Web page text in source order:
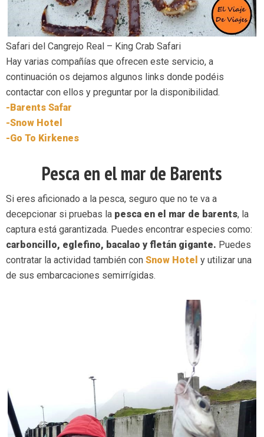
Safari del Cangrejo Real – King Crab Safari
Hay varias compañías que ofrecen este servicio, a
continuación os dejamos algunos links donde podéis
contactar con ellos y preguntar por la disponibilidad.
-Barents Safar
-Snow Hotel
-Go To Kirkenes
Pesca en el mar de Barents
Si eres aficionado a la pesca, seguro que no te va a
decepcionar si pruebas la pesca en el mar de barents, la
captura está garantizada. Puedes encontrar especies como:
carboncillo, eglefino, bacalao y fletán gigante. Puedes
contratar la actividad también con Snow Hotel y utilizar una
de sus embarcaciones semirrígidas.